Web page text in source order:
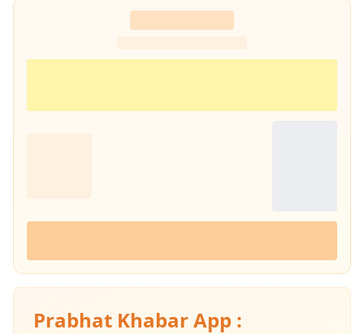
Prabhat Khabar App :